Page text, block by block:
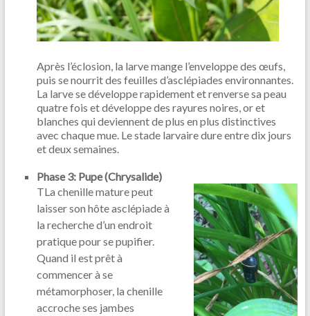
Après l’éclosion, la larve mange l’enveloppe des œufs,
puis se nourrit des feuilles d’asclépiades environnantes.
La larve se développe rapidement et renverse sa peau
quatre fois et développe des rayures noires, or et
blanches qui deviennent de plus en plus distinctives
avec chaque mue. Le stade larvaire dure entre dix jours
et deux semaines.
Phase 3: Pupe (Chrysalide)
TLa chenille mature peut
laisser son hôte asclépiade à
la recherche d’un endroit
pratique pour se pupifier.
Quand il est prêt à
commencer à se
métamorphoser, la chenille
accroche ses jambes